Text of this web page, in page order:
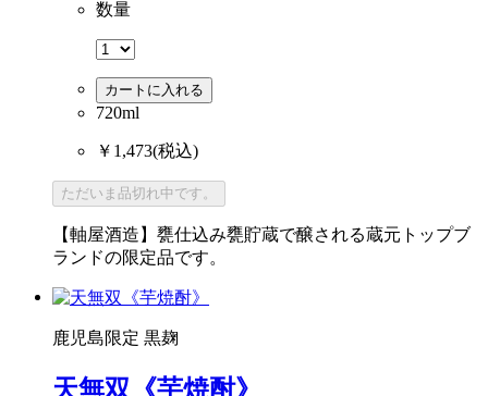
数量
カートに入れる
720ml
￥1,473(税込)
ただいま品切れ中です。
【軸屋酒造】甕仕込み甕貯蔵で醸される蔵元トップブ
ランドの限定品です。
鹿児島限定 黒麹